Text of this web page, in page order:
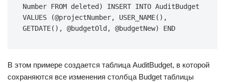
Number FROM deleted) INSERT INTO AuditBudget
VALUES (@projectNumber, USER_NAME(),
GETDATE(), @budgetOld, @budgetNew) END
В этом примере создается таблица AuditBudget, в которой
сохраняются все изменения столбца Budget таблицы